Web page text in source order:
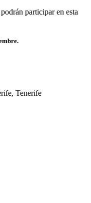
participar en esta
Tenerife